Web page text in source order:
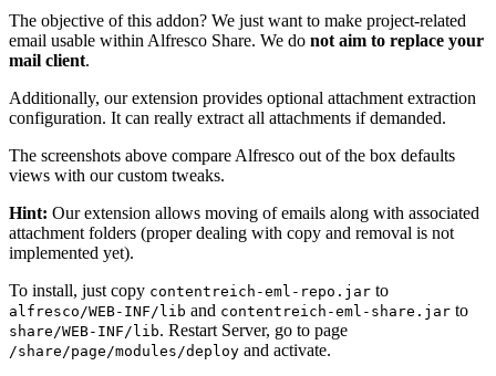
The objective of this addon? We just want to make project-related
email usable within Alfresco Share. We do not aim to replace your
mail client.
Additionally, our extension provides optional attachment extraction
configuration. It can really extract all attachments if demanded.
The screenshots above compare Alfresco out of the box defaults
views with our custom tweaks.
Hint: Our extension allows moving of emails along with associated
attachment folders (proper dealing with copy and removal is not
implemented yet).
To install, just copy contentreich-eml-repo.jar to
alfresco/WEB-INF/lib and contentreich-eml-share.jar to
share/WEB-INF/lib. Restart Server, go to page
/share/page/modules/deploy and activate.